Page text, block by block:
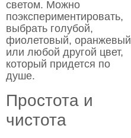
светом. Можно
поэкспериментировать,
выбрать голубой,
фиолетовый, оранжевый
или любой другой цвет,
который придется по
душе.
Простота и
чистота